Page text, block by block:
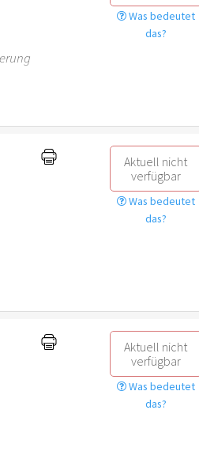
Was bedeutet
das?
Aktuell nicht
verfügbar
Was bedeutet
das?
Aktuell nicht
verfügbar
Was bedeutet
das?